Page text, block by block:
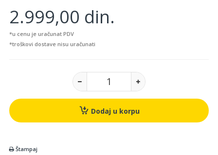
2.999,00 din.
*u cenu je uračunat PDV
*troškovi dostave nisu uračunati
Dodaj u korpu
Štampaj